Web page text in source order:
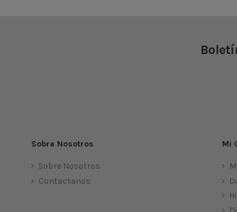
Sobre Nosotros
Sobre Nosotros
Contactanos
Mi